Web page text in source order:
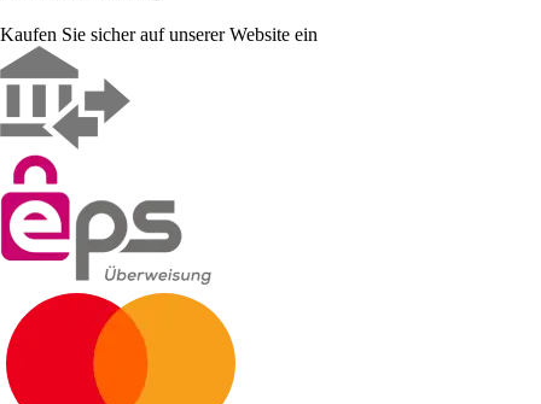
Kaufen Sie sicher auf unserer Website ein